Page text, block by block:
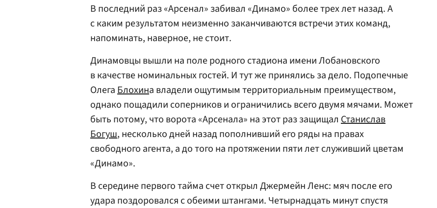
В последний раз «Арсенал» забивал «Динамо» более трех лет назад. А
с каким результатом неизменно заканчиваются встречи этих команд,
напоминать, наверное, не стоит.
Динамовцы вышли на поле родного стадиона имени Лобановского
в качестве номинальных гостей. И тут же принялись за дело. Подопечные
ОлегаБлохина владели ощутимым территориальным преимуществом,
однако пощадили соперников и ограничились всего двумя мячами. Может
быть потому, что ворота «Арсенала» на этот раз защищал Станислав
Богуш, несколько дней назад пополнивший его ряды на правах
свободного агента, а до того на протяжении пяти лет служивший цветам
«Динамо».
В середине первого тайма счет открыл Джермейн Ленс: мяч после его
удара поздоровался с обеими штангами. Четырнадцать минут спустя